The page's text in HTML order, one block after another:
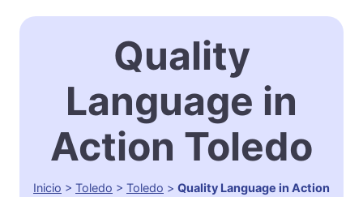
Quality
Language in
Action Toledo
Inicio > Toledo > Toledo > Quality Language in Action